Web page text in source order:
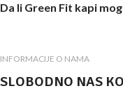
Da li Green Fit kapi
INFORMACIJE O NAMA
SLOBODNO NAS